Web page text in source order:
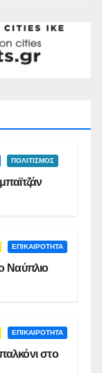
ΠΟΛΙΤΙΣΜΟΣ
ΕΠΙΚΑΙΡΟΤΗΤΑ
Ναύπλιο
ΕΠΙΚΑΙΡΟΤΗΤΑ
στο